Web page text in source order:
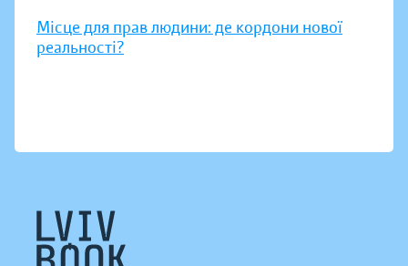
Місце для прав людини: де кордони нової
реальності?